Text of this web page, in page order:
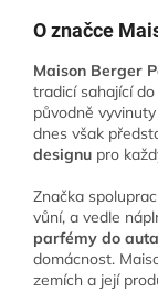
O značce
Maison Berger
tradicí sahající do
původně
dnes však
designu pro
Značka
vůní, a vedle
parfémy do auta
domácnost.
zemích a její